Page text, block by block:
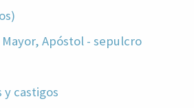
Apóstol - sepulcro
y castigos